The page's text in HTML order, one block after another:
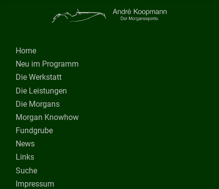
Home
Neu im Programm
Die Werkstatt
Die Leistungen
Die Morgans
Morgan Knowhow
Fundgrube
News
Links
Suche
Impressum